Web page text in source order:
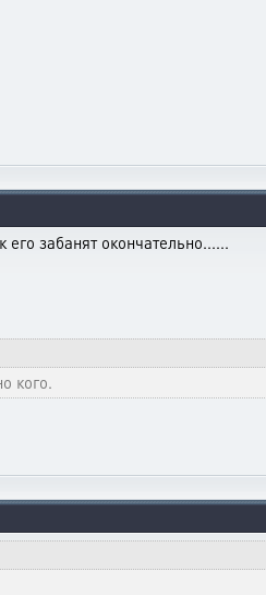
забанят окончательно......
кого.